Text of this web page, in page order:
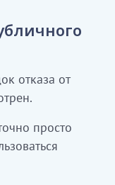
отказа от
просто